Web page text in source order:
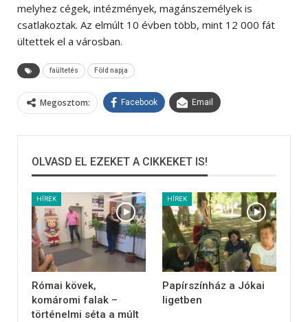
melyhez cégek, intézmények, magánszemélyek is
csatlakoztak. Az elmúlt 10 évben több, mint 12 000 fát
ültettek el a városban.
faültetés Föld napja
Megosztom: Facebook Email
OLVASD EL EZEKET A CIKKEKET IS!
HÍREK
Római kövek,
komáromi falak –
történelmi séta a múlt
HÍREK
Papírszínház a Jókai
ligetben